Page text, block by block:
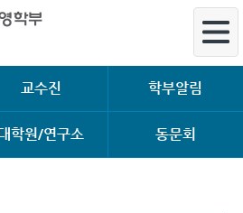
교수진 학부알림
학원/연구소 동문회